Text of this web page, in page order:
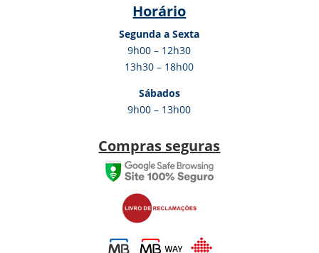
Horário
Segunda a Sexta
9h00 – 12h30
13h30 – 18h00
Sábados
9h00 – 13h00
Compras seguras